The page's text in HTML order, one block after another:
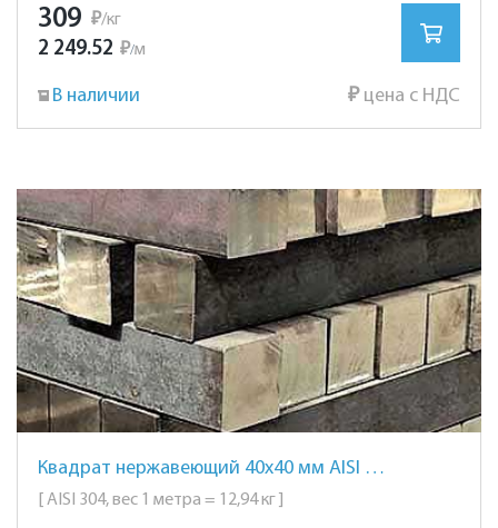
309 ₽/кг
2 249.52 ₽/м
В наличии ₽цена с НДС
Квадрат нержавеющий 40х40 мм AISI 304 сталь 08Х18Н10
[ AISI 304, вес 1 метра = 12,94 кг ]